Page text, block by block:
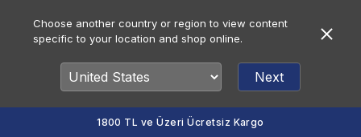
Choose another country or region to view content
specific to your location and shop online.
Next
1800 TL ve Üzeri Ücretsiz Kargo